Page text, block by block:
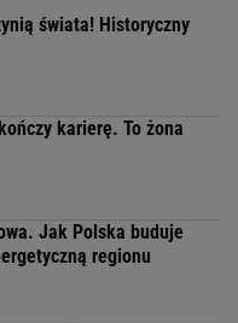
świata! Historyczny
karierę. To żona
Jak Polska buduje
regionu